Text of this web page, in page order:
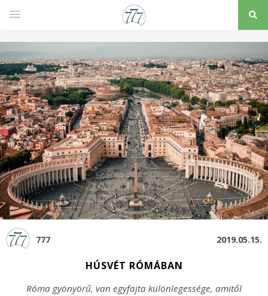
777 2019.05.15.
HÚSVÉT RÓMÁBAN
Róma gyönyörű, van egyfajta különlegessége, amitől